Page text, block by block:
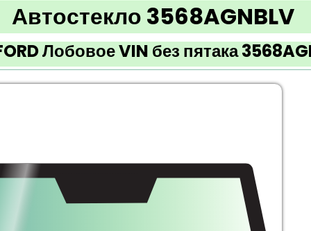
Автостекло 3568AGNBLV
Лобовое VIN без пятака